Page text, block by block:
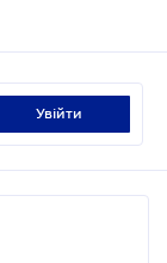
увійти